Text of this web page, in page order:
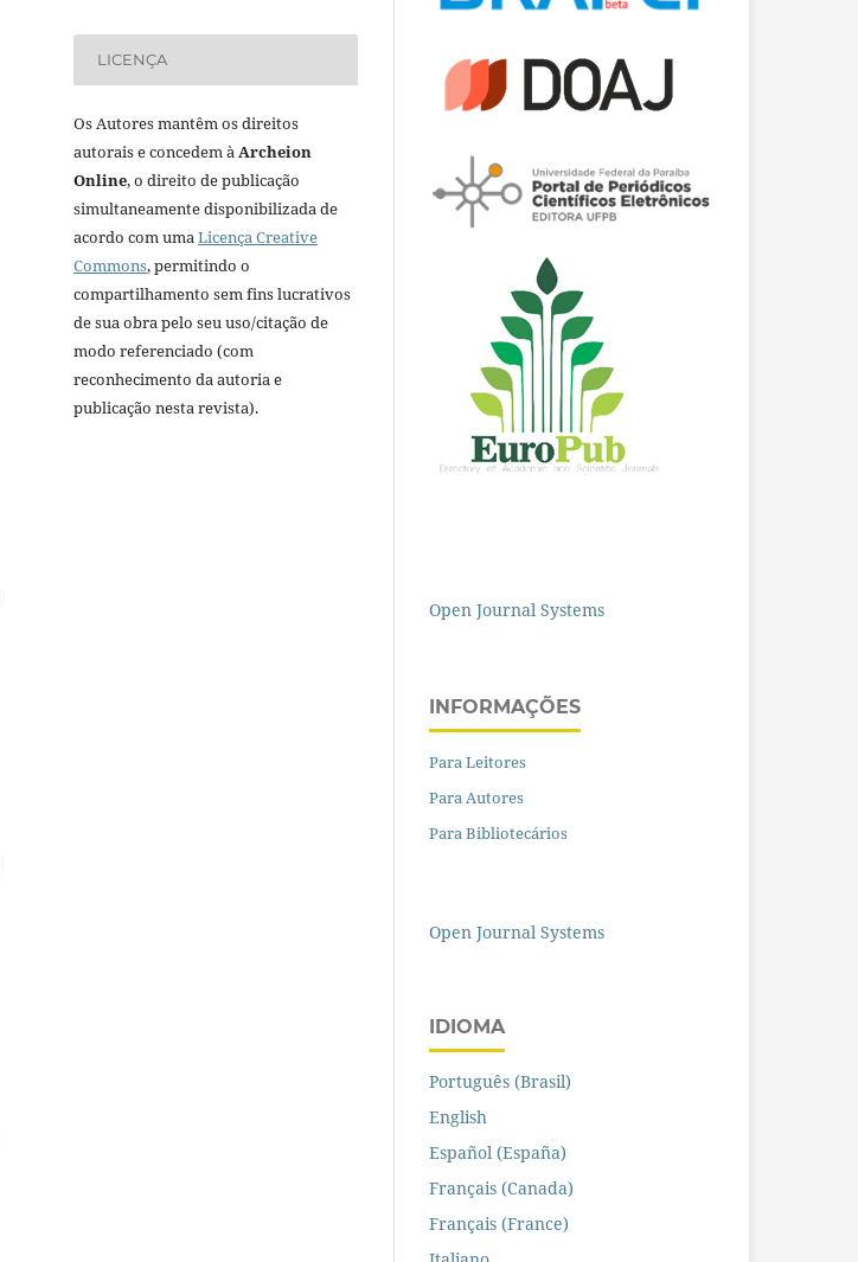
LICENÇA
Os Autores mantêm os direitos
autorais e concedem àArcheion
Online, o direito de publicação
simultaneamente disponibilizada de
acordo com umaLicença Creative
Commons, permitindo o
compartilhamento sem fins lucrativos
de sua obra pelo seu uso/citação de
modo referenciado (com
reconhecimento da autoria e
publicação nesta revista).
Open Journal Systems
INFORMAÇÕES
Para Leitores
Para Autores
Para Bibliotecários
Open Journal Systems
IDIOMA
Português (Brasil)
English
Español (España)
Français (Canada)
Français (France)